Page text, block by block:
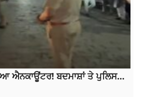
ਐਨਕਾਊਂਟਰ! ਬਦਮਾਸ਼ਾਂ ਤੇ ਪੁਲਿਸ...